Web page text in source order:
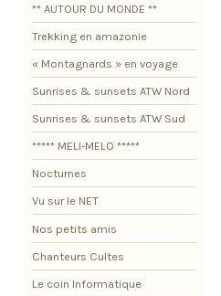
** AUTOUR DU MONDE **
Trekking en amazonie
« Montagnards » en voyage
Sunrises & sunsets ATW Nord
Sunrises & sunsets ATW Sud
***** MELI-MELO *****
Nocturnes
Vu sur le NET
Nos petits amis
Chanteurs Cultes
Le coin Informatique